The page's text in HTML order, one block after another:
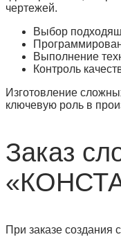
чертежей.
Выбор
Выполнение
Контроль
Изготовление
ключевую роль в
Заказ
При заказе